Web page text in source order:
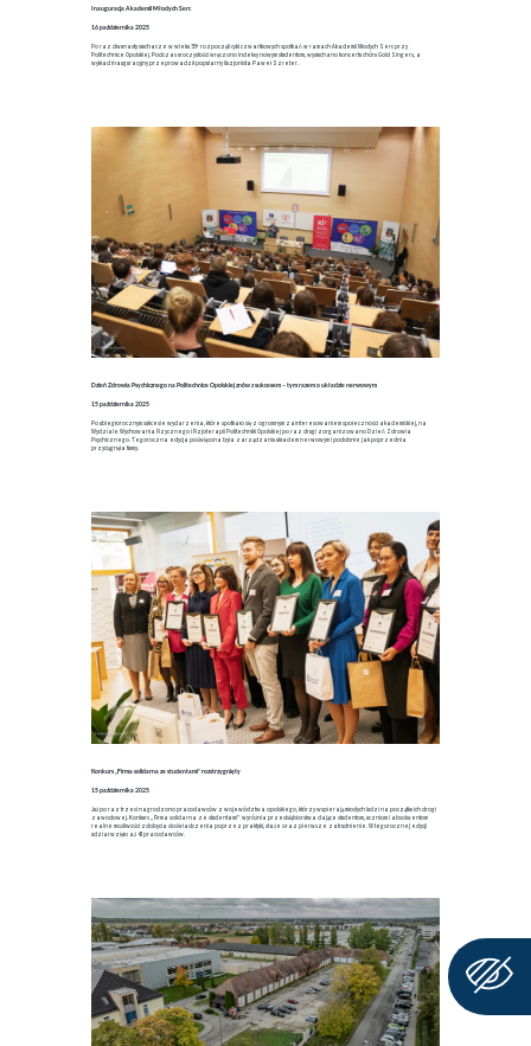
Inauguracja Akademii Młodych Serc
16 października 2025
Po raz dwunasty słuchacze w wieku 55+ rozpoczęli cykl czwartkowych spotkań w ramach Akademii Młodych Serc przy
Politechnice Opolskiej. Podczas uroczystości wręczono indeksy nowym studentom, wysłuchano koncertu chóru Gold Singers, a
wykład inauguracyjny przeprowadził popularny iluzjonista Paweł Szreter.
Dzień Zdrowia Psychicznego na Politechnice Opolskiej znów z sukcesem – tym razem o układzie nerwowym
15 października 2025
Po ubiegłorocznym sukcesie wydarzenia, które spotkało się z ogromnym zainteresowaniem społeczności akademickiej, na
Wydziale Wychowania Fizycznego i Fizjoterapii Politechniki Opolskiej po raz drugi zorganizowano Dzień Zdrowia
Psychicznego. Tegoroczna edycja poświęcona była zarządzaniu układem nerwowym i podobnie jak poprzednia
przyciągnęła tłumy.
Konkurs „Firma solidarna ze studentami” rozstrzygnięty
15 października 2025
Już po raz trzeci nagrodzono pracodawców z województwa opolskiego, którzy wspierają młodych ludzi na początku ich drogi
zawodowej. Konkurs „Firma solidarna ze studentami” wyróżnia przedsiębiorstwa dające studentom, uczniom i absolwentom
realne możliwości zdobycia doświadczenia poprzez praktyki, staże oraz pierwsze zatrudnienie. W tegorocznej edycji
udział wzięło aż 43 pracodawców.